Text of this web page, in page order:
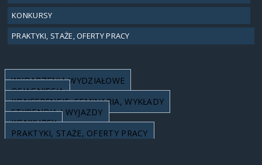
KONKURSY
PRAKTYKI, STAŻE, OFERTY PRACY
WYDARZENIA WYDZIAŁOWE
OSIĄGNIĘCIA
KONFERENCJE, SEMINARIA, WYKŁADY
STYPENDIA I WYJAZDY
KONKURSY
PRAKTYKI, STAŻE, OFERTY PRACY